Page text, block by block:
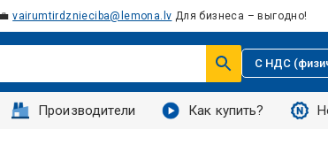
💼vairumtirdznieciba@lemona.lv Для бизнеса – выгодно!
С НДС
Производители Как купить?